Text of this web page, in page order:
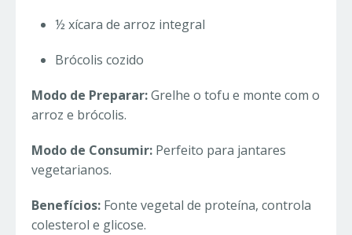
½ xícara de arroz integral
Brócolis cozido
Modo de Preparar:Grelhe o tofu e monte com o
arroz e brócolis.
Modo de Consumir: Perfeito para jantares
vegetarianos.
Benefícios: Fonte vegetal de proteína, controla
colesterol e glicose.